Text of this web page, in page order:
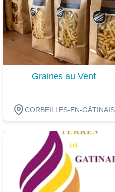
Graines au Vent
CORBEILLES-EN-GÂTINAIS
Dégustation